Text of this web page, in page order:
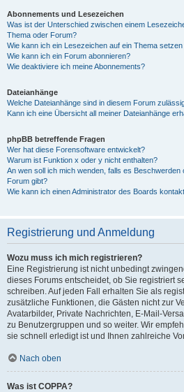
Abonnements und Lesezeichen
Was ist der Unterschied zwischen einem
Thema oder Forum?
Wie kann ich ein Lesezeichen auf ein Thema
Wie kann ich ein Forum abonnieren?
Wie deaktiviere ich meine Abonnements?
Dateianhänge
Welche Dateianhänge sind in diesem Forum
Kann ich eine Übersicht all meiner Dateianhänge
phpBB betreffende Fragen
Wer hat diese Forensoftware entwickelt?
Warum ist Funktion x oder y nicht enthalten?
An wen soll ich mich wenden, falls es
Forum gibt?
Wie kann ich einen Administrator des Boards
Registrierung und Anmeldung
Wozu muss ich mich registrieren?
Eine Registrierung ist nicht unbedingt
dieses Forums entscheidet, ob Sie registriert
schreiben. Auf jeden Fall erhalten Sie als
zusätzliche Funktionen, die Gästen nicht zur
Avatarbilder, Private Nachrichten, E-Mail-
zu Benutzergruppen und so weiter. Wir
sie schnell erledigt ist und Ihnen zahlreiche
Nach oben
Was ist COPPA?